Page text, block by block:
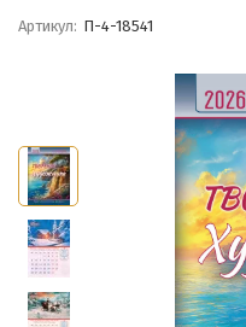
Артикул: П-4-18541